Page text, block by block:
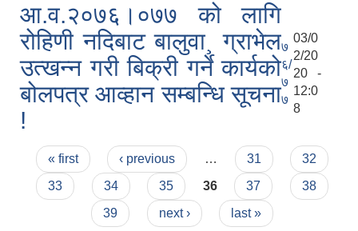
आ.व.२०७६।०७७ को लागि
रोहिणी नदिबाट बालुवा¸ ग्राभेल
उत्खन्न गरी बिक्री गर्ने कार्यको
बोलपत्र आव्हान सम्बन्धि सूचना
!
७
६/
७
७
03/0
2/20
20 -
12:0
8
Pages
« first ‹ previous … 31
32
33
34 35 36 37
38
39
next › last »